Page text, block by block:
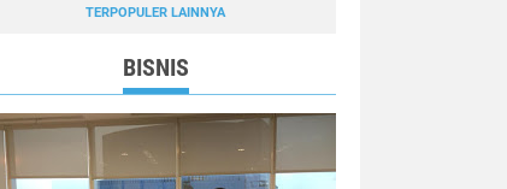
TERPOPULER LAINNYA
BISNIS